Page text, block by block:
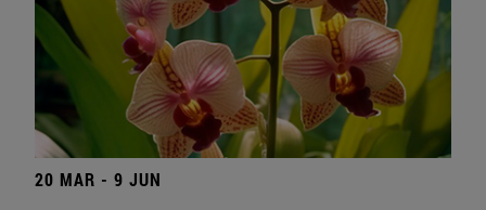
20 MAR - 9 JUN